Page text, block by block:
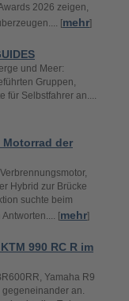
2026 zeigen,
[mehr]
und Meer:
Gruppen,
für Selbstfahrer an....
der
Hybrid zur Brücke
suchte beim
[mehr]
990 RC R im
Yamaha R9
an.